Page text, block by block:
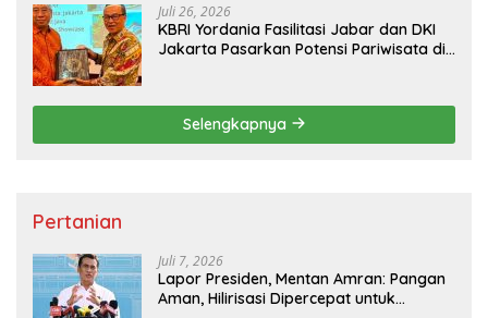
Juli 26, 2026
KBRI Yordania Fasilitasi Jabar dan DKI
Jakarta Pasarkan Potensi Pariwisata di
Selengkapnya
Pertanian
Juli 7, 2026
Lapor Presiden, Mentan Amran: Pangan
Aman, Hilirisasi Dipercepat untuk